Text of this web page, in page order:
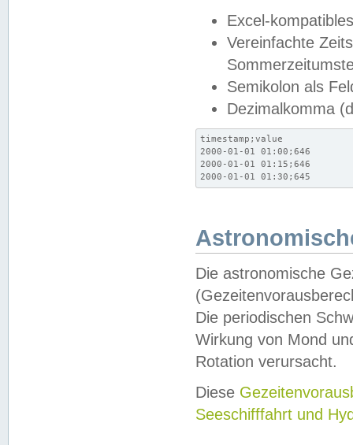
Excel-
Vereinfachte
Semikolon als
Dezimalkomma
timestamp;value
2000-01-01 01:00;646
2000-01-01 01:15;646
2000-01-01 01:30;645
Die astronomische
Die periodischen
Wirkung von Mond
Rotation verursacht.
Diese
Seeschifffahrt und